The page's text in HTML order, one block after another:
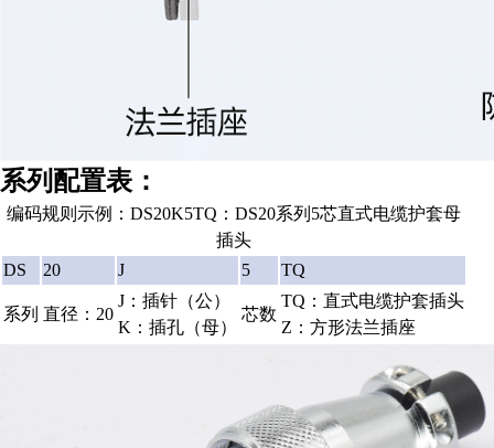
系列配置表：
编码规则示例：DS20K5TQ：DS20系列5芯直式电缆护套母
插头
DS
20 J 5 TQ
系列 直径：20
J：插针（公）
K：插孔（母）
芯数
TQ：直式电缆护套插头
Z：方形法兰插座